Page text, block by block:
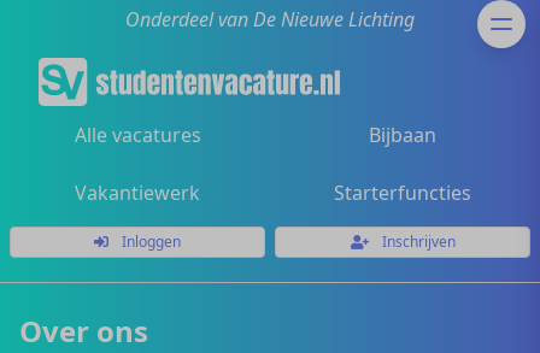
Onderdeel van De Nieuwe Lichting
Alle vacatures Bijbaan
Vakantiewerk Starterfuncties
Inloggen Inschrijven
Over ons